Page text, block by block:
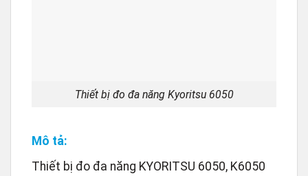
Thiết bị đo đa năng Kyoritsu 6050
Mô tả:
Thiết bị đo đa năng KYORITSU 6050, K6050